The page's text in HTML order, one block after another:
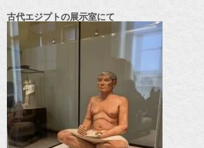
古代エジプトの展示室にて